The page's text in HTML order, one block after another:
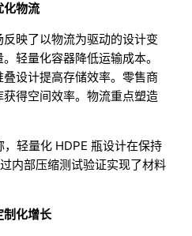
化物流
映了以物流为驱动的设计变
轻量化容器降低运输成本。
设计提高存储效率。零售商
得空间效率。物流重点塑造
轻量化 HDPE 瓶设计在保持
内部压缩测试验证实现了材料
制化增长